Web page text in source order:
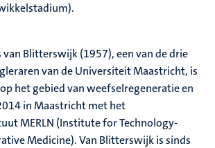
van Blitterswijk (1957), een van de drie
van de Universiteit Maastricht, is
het gebied van weefselregeneratie en
in Maastricht met het
MERLN (Institute for Technology-
Medicine). Van Blitterswijk is sinds